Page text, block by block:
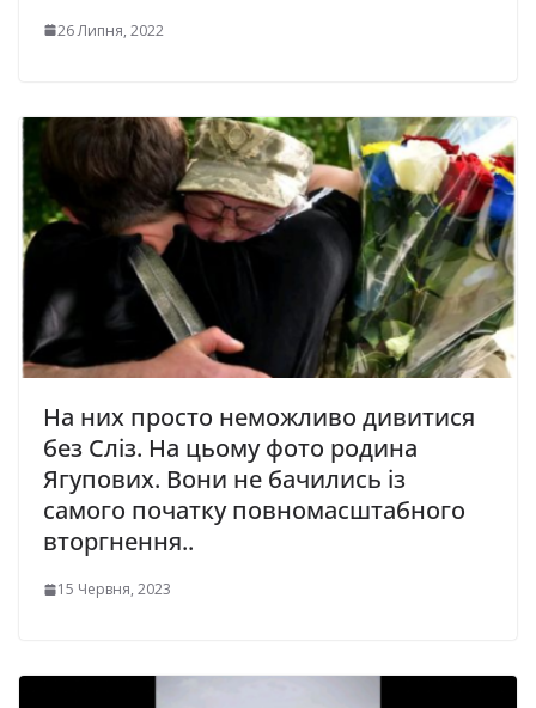
26 Липня, 2022
На них просто неможливо дивитися
без Сліз. На цьому фото родина
Ягупових. Вони не бачились із
самого початку повномасштабного
вторгнення..
15 Червня, 2023